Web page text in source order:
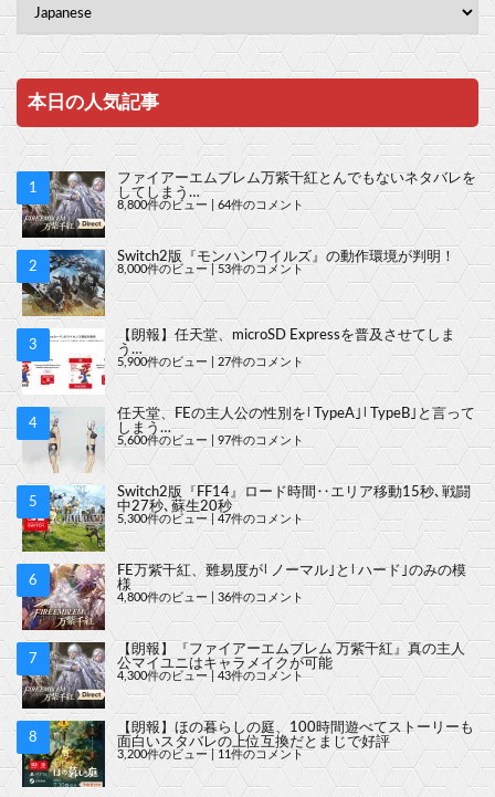
本日の人気記事
ファイアーエムブレム万紫千紅とんでもないネタバレを
してしまう…
8,800件のビュー 64件のコメント
Switch2版『モンハンワイルズ』の動作環境が判明！
8,000件のビュー|53件のコメント
【朗報】任天堂、microSD Expressを普及させてしま
う…
5,900件のビュー 27件のコメント
任天堂、FEの主人公の性別を｢TypeA｣｢TypeB｣と言って
しまう…
5,600件のビュー 97件のコメント
Switch2版『FF14』ロード時間‥エリア移動15秒､戦闘
中27秒､蘇生20秒
5,300件のビュー| 47件のコメント
FE万紫千紅、難易度が｢ノーマル｣と｢ハード｣のみの模
様
4,800件のビュー 36件のコメント
【朗報】『ファイアーエムブレム 万紫千紅』真の主人
公マイユニはキャラメイクが可能
4,300件のビュー|43件のコメント
【朗報】ほの暮らしの庭、100時間遊べてストーリーも
面白いスタバレの上位互換だとまじで好評
3,200件のビュー|11件のコメント